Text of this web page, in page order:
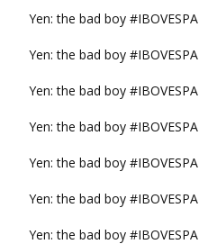
Yen: the bad boy #IBOVESPA
Yen: the bad boy #IBOVESPA
Yen: the bad boy #IBOVESPA
Yen: the bad boy #IBOVESPA
Yen: the bad boy #IBOVESPA
Yen: the bad boy #IBOVESPA
Yen: the bad boy #IBOVESPA